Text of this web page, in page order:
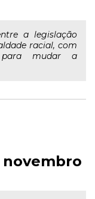
a legislação
racial, com
para mudar a
novembro